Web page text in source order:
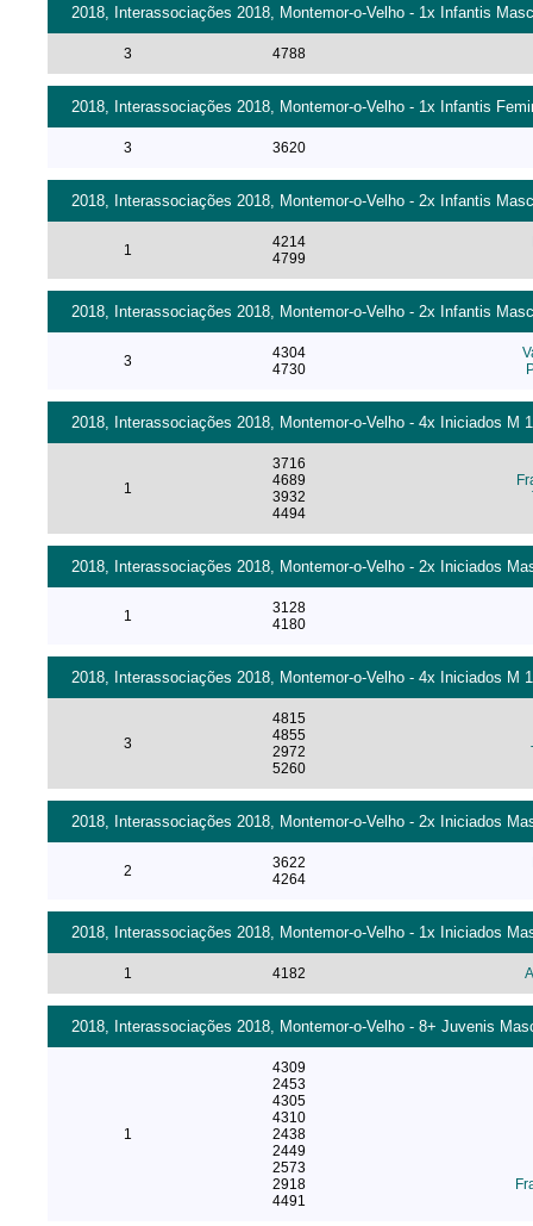
2018, Interassociações 2018, Montemor-o-Velho - 1x Infantis
3 4788
2018, Interassociações 2018, Montemor-o-Velho - 1x Infantis
3 3620
2018, Interassociações 2018, Montemor-o-Velho - 2x Infantis
1
4214
4799
2018, Interassociações 2018, Montemor-o-Velho - 2x Infantis
3
4304
4730
2018, Interassociações 2018, Montemor-o-Velho - 4x Iniciados M
1
3716
4689
3932
4494
2018, Interassociações 2018, Montemor-o-Velho - 2x Iniciados
1
3128
4180
2018, Interassociações 2018, Montemor-o-Velho - 4x Iniciados M
3
4815
4855
2972
5260
2018, Interassociações 2018, Montemor-o-Velho - 2x Iniciados
2
3622
4264
2018, Interassociações 2018, Montemor-o-Velho - 1x Iniciados
1 4182
2018, Interassociações 2018, Montemor-o-Velho - 8+ Juvenis
1
4309
2453
4305
4310
2438
2449
2573
2918
4491